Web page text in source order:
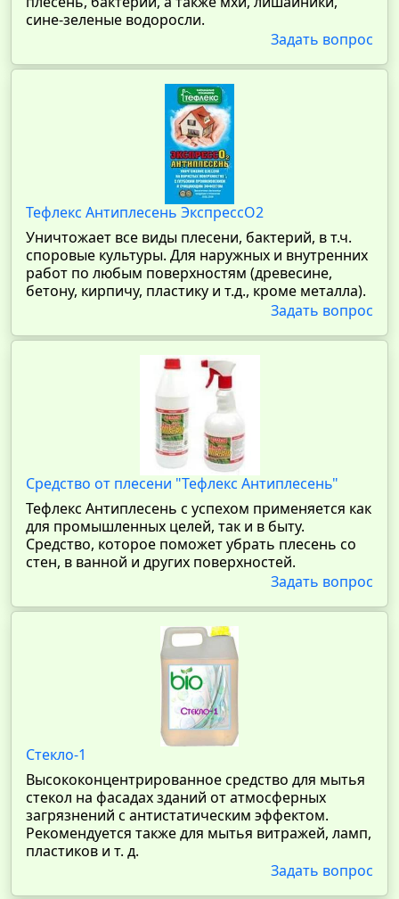
сине-зеленые водоросли.
Задать вопрос
Тефлекс Антиплесень ЭкспрессО2
Уничтожает все виды плесени, бактерий, в т.ч.
споровые культуры. Для наружных и внутренних
работ по любым поверхностям (древесине,
бетону, кирпичу, пластику и т.д., кроме металла).
Задать вопрос
Средство от плесени "Тефлекс Антиплесень"
Тефлекс Антиплесень с успехом применяется как
для промышленных целей, так и в быту.
Средство, которое поможет убрать плесень со
стен, в ванной и других поверхностей.
Задать вопрос
Стекло-1
Высококонцентрированное средство для мытья
стекол на фасадах зданий от атмосферных
загрязнений с антистатическим эффектом.
Рекомендуется также для мытья витражей, ламп,
пластиков и т. д.
Задать вопрос